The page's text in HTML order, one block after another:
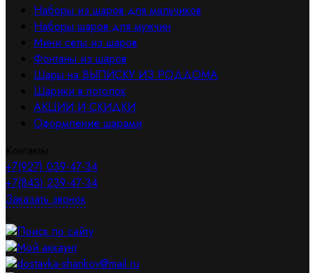
Наборы из шаров для мальчиков
Наборы шаров для мужчин
Мини сеты из шаров
Фонтаны из шаров
Шары на ВЫПИСКУ ИЗ РОДДОМА
Шарики в потолок
АКЦИИ И СКИДКИ
Оформление шарами
+7(927) 039-47-34
+7(843) 239-47-34
Заказать звонок
Поиск по сайту
Мой аккаунт
dostavka-sharikov@mail.ru